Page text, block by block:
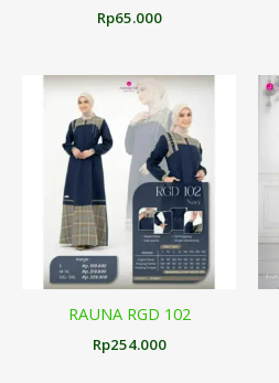
Rp65.000
RAUNA RGD 102
Rp254.000